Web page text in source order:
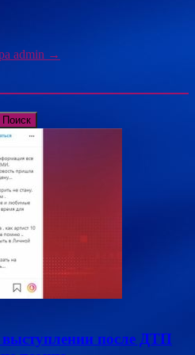
admin →
после ДТП